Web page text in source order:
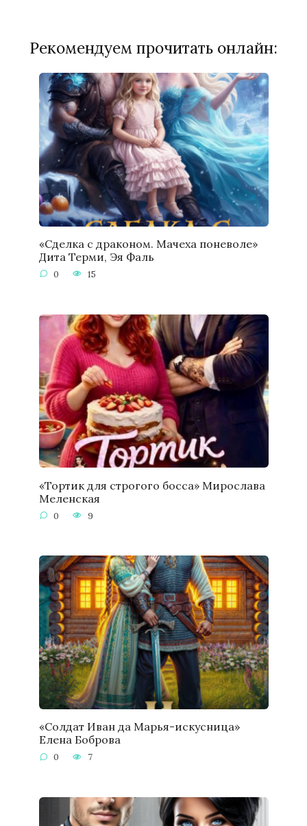
Рекомендуем прочитать онлайн:
«Сделка с драконом. Мачеха поневоле»
Дита Терми, Эя Фаль
0 15
«Тортик для строгого босса» Мирослава
Меленская
0 9
«Солдат Иван да Марья-искусница»
Елена Боброва
0 7